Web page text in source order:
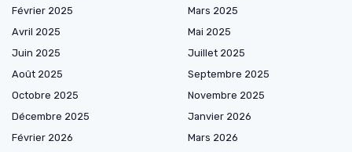
Février 2025
Mars 2025
Avril 2025
Mai 2025
Juin 2025
Juillet 2025
Août 2025
Septembre 2025
Octobre 2025
Novembre 2025
Décembre 2025
Janvier 2026
Février 2026
Mars 2026